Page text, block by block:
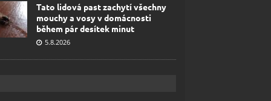
Tato lidová past zachytí všechny
mouchy a vosy v domácnosti
během pár desítek minut
5.8.2026